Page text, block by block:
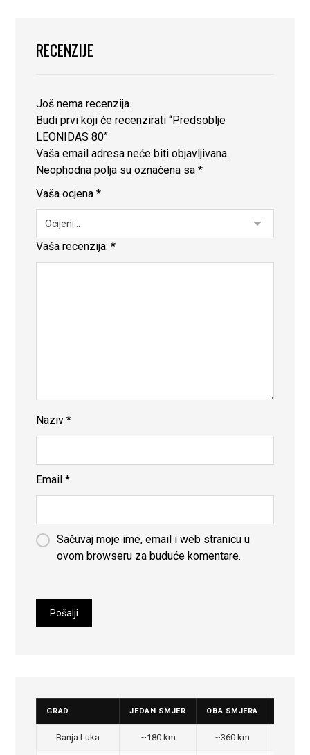
RECENZIJE
Još nema recenzija.
Budi prvi koji će recenzirati “Predsoblje
LEONIDAS 80”
Vaša email adresa neće biti objavljivana.
Neophodna polja su označena sa*
Vaša ocjena*
Vaša recenzija:*
Naziv*
Email*
Sačuvaj moje ime, email i web stranicu u
ovom browseru za buduće komentare.
GRAD JEDAN SMJER OBA SMJERA
Banja Luka ~180 km ~360 km